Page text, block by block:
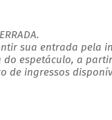
sua entrada pela
do espetáculo, a
de ingressos